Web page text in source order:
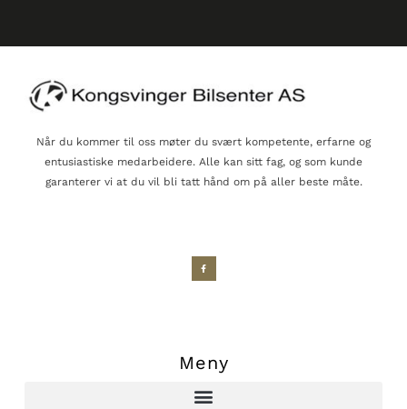
Når du kommer til oss møter du svært kompetente, erfarne og
entusiastiske medarbeidere. Alle kan sitt fag, og som kunde
garanterer vi at du vil bli tatt hånd om på aller beste måte.
Meny